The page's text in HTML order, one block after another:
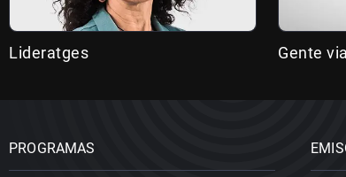
Lideratges Gente
PROGRAMAS